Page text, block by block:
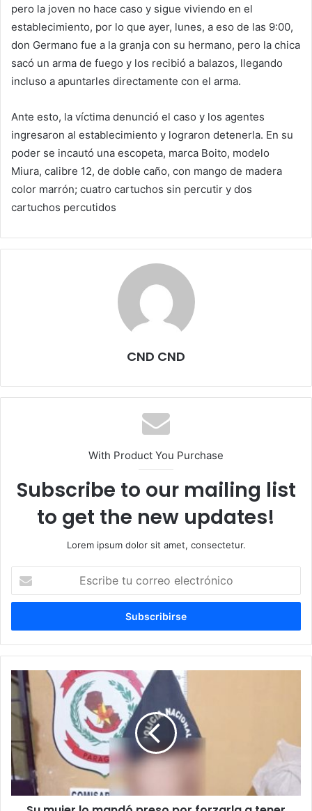
pero la joven no hace caso y sigue viviendo en el
establecimiento, por lo que ayer, lunes, a eso de las 9:00,
don Germano fue a la granja con su hermano, pero la chica
sacó un arma de fuego y los recibió a balazos, llegando
incluso a apuntarles directamente con el arma.
Ante esto, la víctima denunció el caso y los agentes
ingresaron al establecimiento y lograron detenerla. En su
poder se incautó una escopeta, marca Boito, modelo
Miura, calibre 12, de doble caño, con mango de madera
color marrón; cuatro cartuchos sin percutir y dos
cartuchos percutidos
CND CND
With Product You Purchase
Subscribe to our mailing list
to get the new updates!
Lorem ipsum dolor sit amet, consectetur.
correo